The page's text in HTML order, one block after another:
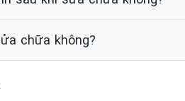
chữa không?